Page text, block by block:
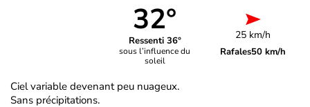
32°
Ressenti 36°
sous l’influence du
soleil
25 km/h
Rafales50 km/h
Ciel variable devenant peu nuageux.
Sans précipitations.